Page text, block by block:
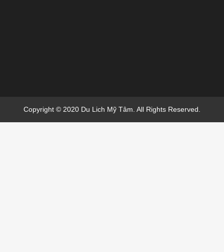
Copyright © 2020 Du Lich Mỹ Tâm. All Rights Reserved.